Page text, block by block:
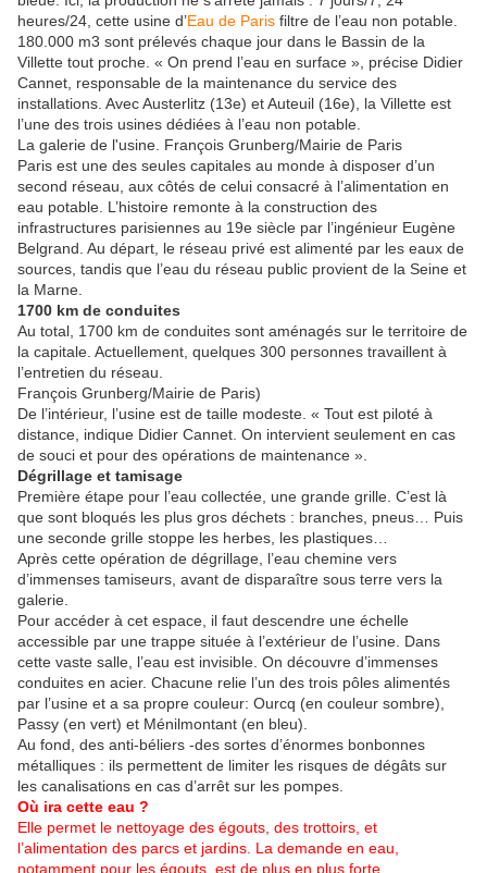
heures/24, cette usine d’Eau de Paris filtre de l’eau non potable.
180.000 m3 sont prélevés chaque jour dans le Bassin de la
Villette tout proche. « On prend l’eau en surface », précise Didier
Cannet, responsable de la maintenance du service des
installations. Avec Austerlitz (13e) et Auteuil (16e), la Villette est
l’une des trois usines dédiées à l’eau non potable.
La galerie de l'usine. François Grunberg/Mairie de Paris
Paris est une des seules capitales au monde à disposer d’un
second réseau, aux côtés de celui consacré à l’alimentation en
eau potable. L’histoire remonte à la construction des
infrastructures parisiennes au 19e siècle par l’ingénieur Eugène
Belgrand. Au départ, le réseau privé est alimenté par les eaux de
sources, tandis que l’eau du réseau public provient de la Seine et
la Marne.
1700 km de conduites
Au total, 1700 km de conduites sont aménagés sur le territoire de
la capitale. Actuellement, quelques 300 personnes travaillent à
l’entretien du réseau.
François Grunberg/Mairie de Paris)
De l’intérieur, l’usine est de taille modeste. « Tout est piloté à
distance, indique Didier Cannet. On intervient seulement en cas
de souci et pour des opérations de maintenance ».
Dégrillage et tamisage
Première étape pour l’eau collectée, une grande grille. C’est là
que sont bloqués les plus gros déchets : branches, pneus… Puis
une seconde grille stoppe les herbes, les plastiques…
Après cette opération de dégrillage, l’eau chemine vers
d’immenses tamiseurs, avant de disparaître sous terre vers la
galerie.
Pour accéder à cet espace, il faut descendre une échelle
accessible par une trappe située à l’extérieur de l’usine. Dans
cette vaste salle, l’eau est invisible. On découvre d’immenses
conduites en acier. Chacune relie l’un des trois pôles alimentés
par l’usine et a sa propre couleur: Ourcq (en couleur sombre),
Passy (en vert) et Ménilmontant (en bleu).
Au fond, des anti-béliers -des sortes d’énormes bonbonnes
métalliques : ils permettent de limiter les risques de dégâts sur
les canalisations en cas d’arrêt sur les pompes.
Où ira cette eau ?
Elle permet le nettoyage des égouts, des trottoirs, et
l’alimentation des parcs et jardins. La demande en eau,
notamment pour les égouts, est de plus en plus forte.